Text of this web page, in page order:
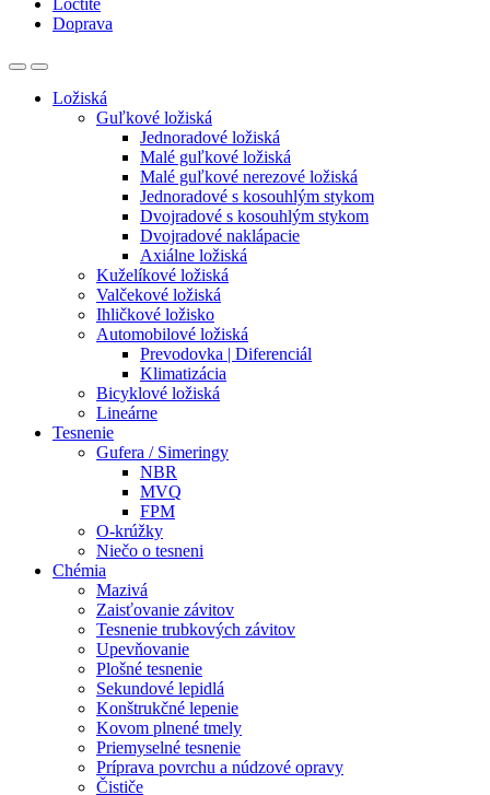
Loctite
Doprava
Ložiská
Guľkové ložiská
Jednoradové ložiská
Malé guľkové ložiská
Malé guľkové nerezové ložiská
Jednoradové s kosouhlým stykom
Dvojradové s kosouhlým stykom
Dvojradové naklápacie
Axiálne ložiská
Kuželíkové ložiská
Valčekové ložiská
Ihličkové ložisko
Automobilové ložiská
Prevodovka | Diferenciál
Klimatizácia
Bicyklové ložiská
Lineárne
Tesnenie
Gufera / Simeringy
NBR
MVQ
FPM
O-krúžky
Niečo o tesneni
Chémia
Mazivá
Zaisťovanie závitov
Tesnenie trubkových závitov
Upevňovanie
Plošné tesnenie
Sekundové lepidlá
Konštrukčné lepenie
Kovom plnené tmely
Priemyselné tesnenie
Príprava povrchu a núdzové opravy
Čističe